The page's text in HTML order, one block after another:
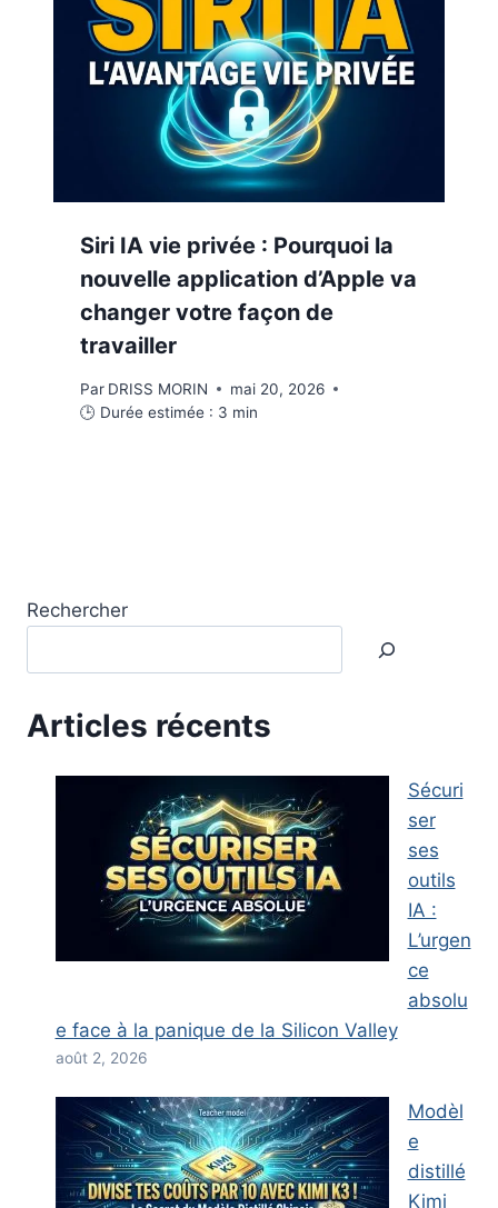
Siri IA vie privée : Pourquoi la
nouvelle application d’Apple va
changer votre façon de
travailler
Par DRISS MORIN
mai 20, 2026
🕒 Durée estimée : 3 min
Rechercher
Articles récents
Sécuri
ser
ses
outils
IA :
L’urgen
ce
absolu
e face à la panique de la Silicon Valley
août 2, 2026
Modèl
e
distillé
Kimi